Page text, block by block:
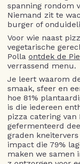
spanning rondom
Niemand zit te
burger of
Voor wie naast
vegetarische
Polla ontdek de
verrassend menu.
Je leert waarom
smaak, sfeer en
hoe 81%
is die iedereen
pizza catering
gefermenteerd
graden
impact die 79%
maken we samen